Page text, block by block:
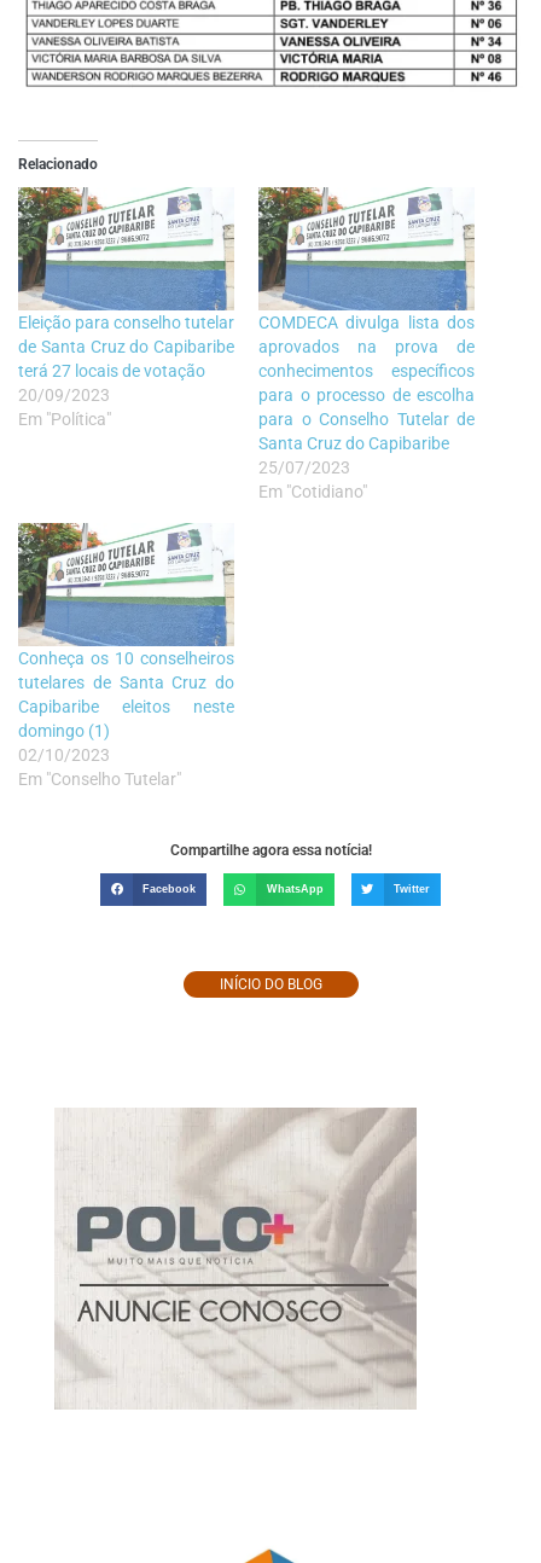
Relacionado
Eleição para conselho tutelar
de Santa Cruz do Capibaribe
terá 27 locais de votação
20/09/2023
Em "Política"
COMDECA divulga lista dos
aprovados na prova de
conhecimentos específicos
para o processo de escolha
para o Conselho Tutelar de
Santa Cruz do Capibaribe
25/07/2023
Em "Cotidiano"
Conheça os 10 conselheiros
tutelares de Santa Cruz do
Capibaribe eleitos neste
domingo (1)
02/10/2023
Em "Conselho Tutelar"
Compartilhe agora essa notícia!
Facebook WhatsApp Twitter
INÍCIO DO BLOG